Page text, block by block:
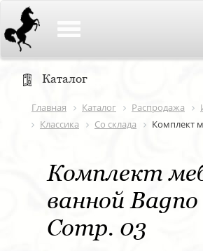
Каталог
Главная Каталог Распродажа
Классика
Со склада Комплект
Комплект
ванной
Comp. 03